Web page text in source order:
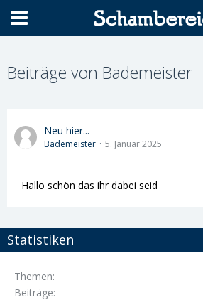
Beiträge von Bademeister
Neu hier...
Bademeister 5. Januar 2025
Hallo schön das ihr dabei seid
Statistiken
Themen
Beiträge